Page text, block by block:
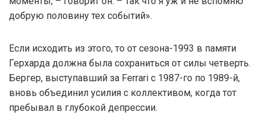
добрую половину тех событий».
Если исходить из этого, то от сезона-1993 в памяти
Герхарда должна была сохраниться от силы четверть.
Бергер, выступавший за Ferrari с 1987-го по 1989-й,
вновь объединил усилия с коллективом, когда тот
пребывал в глубокой депрессии.